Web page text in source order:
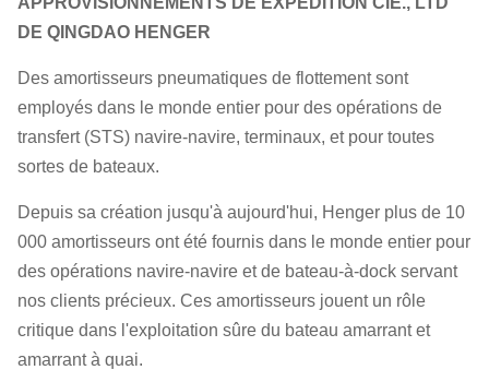
DE QINGDAO HENGER
Des amortisseurs pneumatiques de flottement sont
employés dans le monde entier pour des opérations de
transfert (STS) navire-navire, terminaux, et pour toutes
sortes de bateaux.
Depuis sa création jusqu'à aujourd'hui, Henger plus de 10
000 amortisseurs ont été fournis dans le monde entier pour
des opérations navire-navire et de bateau-à-dock servant
nos clients précieux. Ces amortisseurs jouent un rôle
critique dans l'exploitation sûre du bateau amarrant et
amarrant à quai.